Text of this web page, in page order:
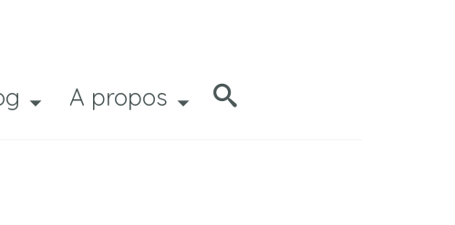
A propos